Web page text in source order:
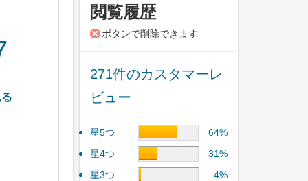
閲覧履歴
ボタンで削除できます
271件のカスタマーレ
ビュー
星5つ
64%
星4つ
31%
星3つ
4%